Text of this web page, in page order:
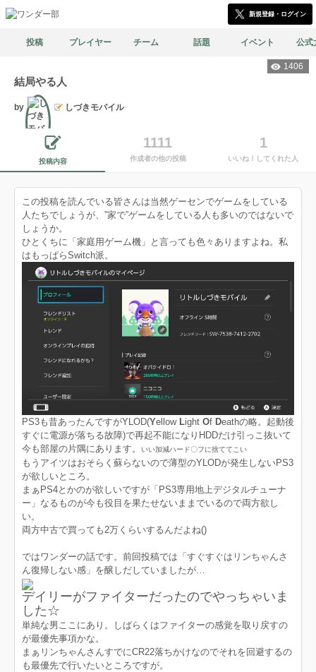
新規登録・ログイン
投稿 プレイヤー チーム 話題 イベント 公式
1406
結局やる人
by しづきモバイル
投稿内容
1111
作成者の他の投稿
1
いいね！してくれた人
この投稿を読んでいる皆さんは当然ゲーセンでゲームをしている
人たちでしょうが、”家で”ゲームをしている人も多いのではないで
しょうか。
ひとくちに「家庭用ゲーム機」と言っても色々ありますよね。私
はもっぱらSwitch派。
PS3も昔あったんですがYLOD(Yellow Light Of Deathの略。起動後
すぐに電源が落ちる故障)で再起不能になりHDDだけ引っこ抜いて
今も部屋の片隅にあります。
いい加減ハード〇フに捨ててこい
もうアイツはおそらく蘇らないので薄型のYLODが発生しないPS3
が欲しいところ。
まぁPS4とかのが欲しいですが「PS3専用地上デジタルチューナ
ー」なるものが今も役目を果たせないままでいるので両方欲し
い。
両方中古で買っても2万くらいするんだよね()
ではワンダーの話です。前回投稿では「すぐすぐはリンちゃんさ
ん復帰しない感」を醸しだしていましたが…
デイリーがファイターだったのでやっちゃいま
した☆
単純な男ここにあり。しばらくはファイターの感覚を取り戻すの
が最優先事項かな。
まぁリンちゃんさんすでにCR22落ちかけなのでそれを回避するの
も最優先で行いたいところですが。